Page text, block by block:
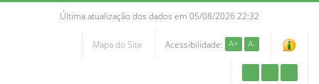
Última atualização dos dados em 05/08/2026 22:32
Mapa do Site Acessibilidade: A+ A-